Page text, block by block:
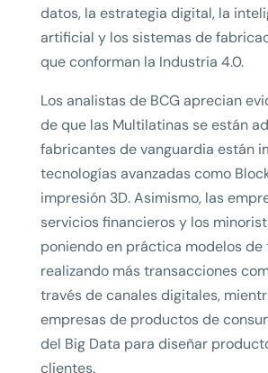
datos, la estrategia digital, la
artificial y los sistemas de
que conforman la Industria 4.0.
Los analistas de BCG aprecian
de que las Multilatinas se están
fabricantes de vanguardia están
tecnologías avanzadas como
impresión 3D. Asimismo, las
servicios financieros y los
poniendo en práctica modelos de
realizando más transacciones
través de canales digitales,
empresas de productos de
del Big Data para diseñar
clientes.